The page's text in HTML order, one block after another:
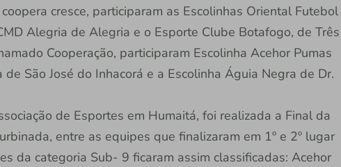
cresce, participaram as Escolinhas Oriental Futebol
Alegria de Alegria e o Esporte Clube Botafogo, de Três
Cooperação, participaram Escolinha Acehor Pumas
de São José do Inhacorá e a Escolinha Águia Negra de Dr.
de Esportes em Humaitá, foi realizada a Final da
entre as equipes que finalizaram em 1º e 2º lugar
da categoria Sub- 9 ficaram assim classificadas: Acehor